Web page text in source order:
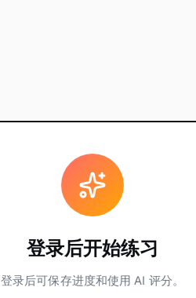
登录后开始练习
登录后可保存进度和使用 AI 评分。